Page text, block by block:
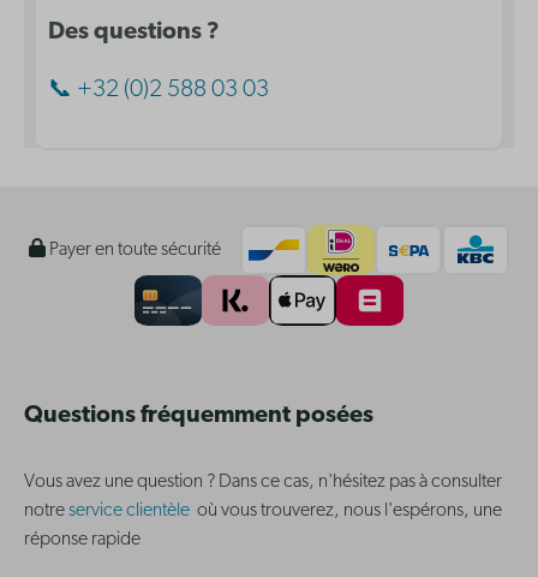
Des questions ?
📞 +32 (0)2 588 03 03
Payer en toute sécurité
Questions fréquemment posées
Vous avez une question ? Dans ce cas, n'hésitez pas à consulter
notreservice clientèle où vous trouverez, nous l'espérons, une
réponse rapide